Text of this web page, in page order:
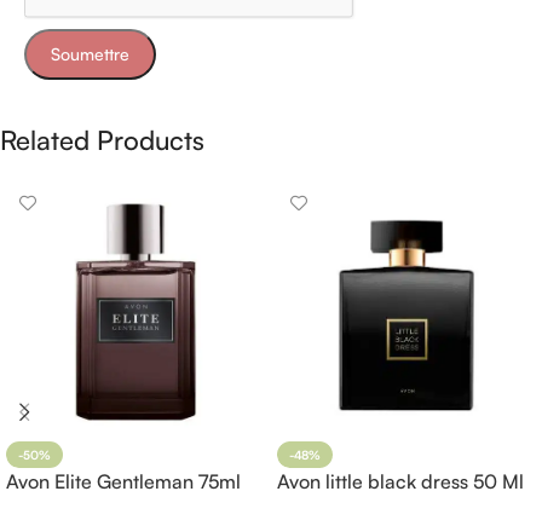
Related Products
-50%
Avon Elite Gentleman 75ml
-48%
Avon little black dress 50 Ml